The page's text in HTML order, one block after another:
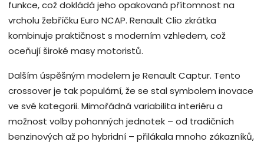
funkce, což dokládá jeho opakovaná přítomnost na
vrcholu žebříčku Euro NCAP. Renault Clio zkrátka
kombinuje praktičnost s moderním vzhledem, což
oceňují široké masy motoristů.
Dalším úspěšným modelem je Renault Captur. Tento
crossover je tak populární, že se stal symbolem inovace
ve své kategorii. Mimořádná variabilita interiéru a
možnost volby pohonných jednotek – od tradičních
benzinových až po hybridní – přilákala mnoho zákazníků,